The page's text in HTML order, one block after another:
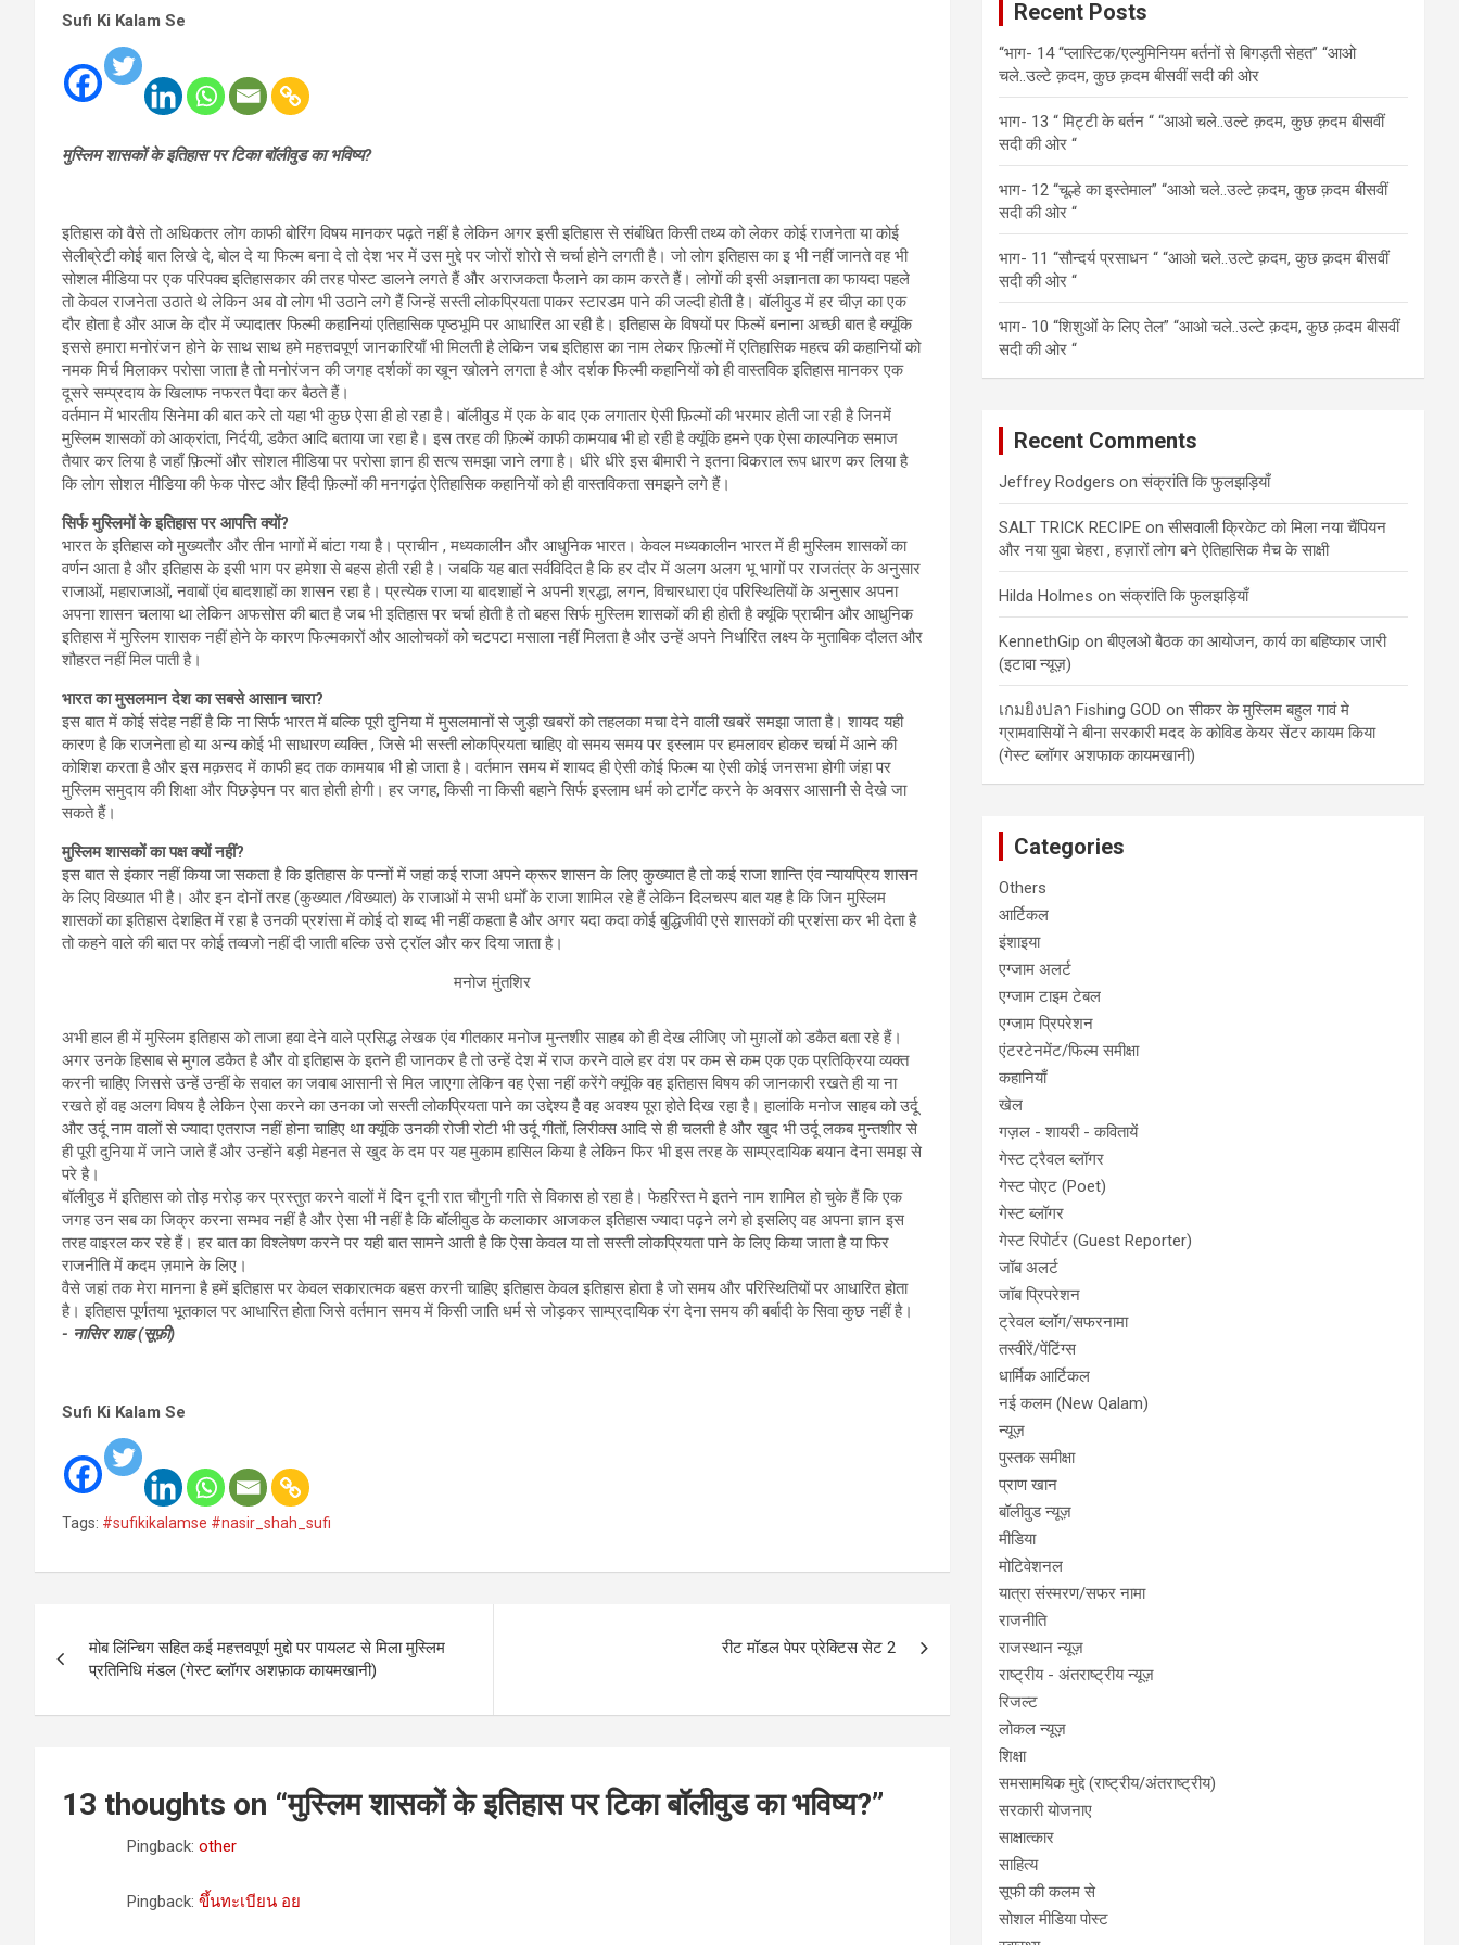
Sufi Ki Kalam Se
मुस्लिम शासकों के इतिहास पर टिका बॉलीवुड का भविष्य?
इतिहास को वैसे तो अधिकतर लोग काफी बोरिंग विषय मानकर पढ़ते नहीं है लेकिन अगर इसी इतिहास से संबंधित किसी तथ्य को लेकर कोई राजनेता या कोई
सेलीब्रेटी कोई बात लिखे दे, बोल दे या फिल्म बना दे तो देश भर में उस मुद्दे पर जोरों शोरो से चर्चा होने लगती है। जो लोग इतिहास का इ भी नहीं जानते वह भी
सोशल मीडिया पर एक परिपक्व इतिहासकार की तरह पोस्ट डालने लगते हैं और अराजकता फैलाने का काम करते हैं। लोगों की इसी अज्ञानता का फायदा पहले
तो केवल राजनेता उठाते थे लेकिन अब वो लोग भी उठाने लगे हैं जिन्हें सस्ती लोकप्रियता पाकर स्टारडम पाने की जल्दी होती है। बॉलीवुड में हर चीज़ का एक
दौर होता है और आज के दौर में ज्यादातर फिल्मी कहानियां एतिहासिक पृष्ठभूमि पर आधारित आ रही है। इतिहास के विषयों पर फिल्में बनाना अच्छी बात है क्यूंकि
इससे हमारा मनोरंजन होने के साथ साथ हमे महत्तवपूर्ण जानकारियाँ भी मिलती है लेकिन जब इतिहास का नाम लेकर फ़िल्मों में एतिहासिक महत्व की कहानियों को
नमक मिर्च मिलाकर परोसा जाता है तो मनोरंजन की जगह दर्शकों का खून खोलने लगता है और दर्शक फिल्मी कहानियों को ही वास्तविक इतिहास मानकर एक
दूसरे सम्प्रदाय के खिलाफ नफरत पैदा कर बैठते हैं।
वर्तमान में भारतीय सिनेमा की बात करे तो यहा भी कुछ ऐसा ही हो रहा है। बॉलीवुड में एक के बाद एक लगातार ऐसी फ़िल्मों की भरमार होती जा रही है जिनमें
मुस्लिम शासकों को आक्रांता, निर्दयी, डकैत आदि बताया जा रहा है। इस तरह की फ़िल्में काफी कामयाब भी हो रही है क्यूंकि हमने एक ऐसा काल्पनिक समाज
तैयार कर लिया है जहाँ फ़िल्मों और सोशल मीडिया पर परोसा ज्ञान ही सत्य समझा जाने लगा है। धीरे धीरे इस बीमारी ने इतना विकराल रूप धारण कर लिया है
कि लोग सोशल मीडिया की फेक पोस्ट और हिंदी फ़िल्मों की मनगढ़ंत ऐतिहासिक कहानियों को ही वास्तविकता समझने लगे हैं।
सिर्फ मुस्लिमों के इतिहास पर आपत्ति क्यों?
भारत के इतिहास को मुख्यतौर और तीन भागों में बांटा गया है। प्राचीन , मध्यकालीन और आधुनिक भारत। केवल मध्यकालीन भारत में ही मुस्लिम शासकों का
वर्णन आता है और इतिहास के इसी भाग पर हमेशा से बहस होती रही है। जबकि यह बात सर्वविदित है कि हर दौर में अलग अलग भू भागों पर राजतंत्र के अनुसार
राजाओं, महाराजाओं, नवाबों एंव बादशाहों का शासन रहा है। प्रत्येक राजा या बादशाहों ने अपनी श्रद्धा, लगन, विचारधारा एंव परिस्थितियों के अनुसार अपना
अपना शासन चलाया था लेकिन अफसोस की बात है जब भी इतिहास पर चर्चा होती है तो बहस सिर्फ मुस्लिम शासकों की ही होती है क्यूंकि प्राचीन और आधुनिक
इतिहास में मुस्लिम शासक नहीं होने के कारण फिल्मकारों और आलोचकों को चटपटा मसाला नहीं मिलता है और उन्हें अपने निर्धारित लक्ष्य के मुताबिक दौलत और
शौहरत नहीं मिल पाती है।
भारत का मुसलमान देश का सबसे आसान चारा?
इस बात में कोई संदेह नहीं है कि ना सिर्फ भारत में बल्कि पूरी दुनिया में मुसलमानों से जुड़ी खबरों को तहलका मचा देने वाली खबरें समझा जाता है। शायद यही
कारण है कि राजनेता हो या अन्य कोई भी साधारण व्यक्ति , जिसे भी सस्ती लोकप्रियता चाहिए वो समय समय पर इस्लाम पर हमलावर होकर चर्चा में आने की
कोशिश करता है और इस मक़सद में काफी हद तक कामयाब भी हो जाता है। वर्तमान समय में शायद ही ऐसी कोई फिल्म या ऐसी कोई जनसभा होगी जंहा पर
मुस्लिम समुदाय की शिक्षा और पिछड़ेपन पर बात होती होगी। हर जगह, किसी ना किसी बहाने सिर्फ इस्लाम धर्म को टार्गेट करने के अवसर आसानी से देखे जा
सकते हैं।
मुस्लिम शासकों का पक्ष क्यों नहीं?
इस बात से इंकार नहीं किया जा सकता है कि इतिहास के पन्नों में जहां कई राजा अपने क्रूर शासन के लिए कुख्यात है तो कई राजा शान्ति एंव न्यायप्रिय शासन
के लिए विख्यात भी है। और इन दोनों तरह (कुख्यात /विख्यात) के राजाओं मे सभी धर्मों के राजा शामिल रहे हैं लेकिन दिलचस्प बात यह है कि जिन मुस्लिम
शासकों का इतिहास देशहित में रहा है उनकी प्रशंसा में कोई दो शब्द भी नहीं कहता है और अगर यदा कदा कोई बुद्धिजीवी एसे शासकों की प्रशंसा कर भी देता है
तो कहने वाले की बात पर कोई तव्वजो नहीं दी जाती बल्कि उसे ट्रॉल और कर दिया जाता है।
मनोज मुंतशिर
अभी हाल ही में मुस्लिम इतिहास को ताजा हवा देने वाले प्रसिद्ध लेखक एंव गीतकार मनोज मुन्तशीर साहब को ही देख लीजिए जो मुग़लों को डकैत बता रहे हैं।
अगर उनके हिसाब से मुगल डकैत है और वो इतिहास के इतने ही जानकर है तो उन्हें देश में राज करने वाले हर वंश पर कम से कम एक एक प्रतिक्रिया व्यक्त
करनी चाहिए जिससे उन्हें उन्हीं के सवाल का जवाब आसानी से मिल जाएगा लेकिन वह ऐसा नहीं करेंगे क्यूंकि वह इतिहास विषय की जानकारी रखते ही या ना
रखते हों वह अलग विषय है लेकिन ऐसा करने का उनका जो सस्ती लोकप्रियता पाने का उद्देश्य है वह अवश्य पूरा होते दिख रहा है। हालांकि मनोज साहब को उर्दू
और उर्दू नाम वालों से ज्यादा एतराज नहीं होना चाहिए था क्यूंकि उनकी रोजी रोटी भी उर्दू गीतों, लिरीक्स आदि से ही चलती है और खुद भी उर्दू लकब मुन्तशीर से
ही पूरी दुनिया में जाने जाते हैं और उन्होंने बड़ी मेहनत से खुद के दम पर यह मुकाम हासिल किया है लेकिन फिर भी इस तरह के साम्प्रदायिक बयान देना समझ से
परे है।
बॉलीवुड में इतिहास को तोड़ मरोड़ कर प्रस्तुत करने वालों में दिन दूनी रात चौगुनी गति से विकास हो रहा है। फेहरिस्त मे इतने नाम शामिल हो चुके हैं कि एक
जगह उन सब का जिक्र करना सम्भव नहीं है और ऐसा भी नहीं है कि बॉलीवुड के कलाकार आजकल इतिहास ज्यादा पढ़ने लगे हो इसलिए वह अपना ज्ञान इस
तरह वाइरल कर रहे हैं। हर बात का विश्लेषण करने पर यही बात सामने आती है कि ऐसा केवल या तो सस्ती लोकप्रियता पाने के लिए किया जाता है या फिर
राजनीति में कदम ज़माने के लिए।
वैसे जहां तक मेरा मानना है हमें इतिहास पर केवल सकारात्मक बहस करनी चाहिए इतिहास केवल इतिहास होता है जो समय और परिस्थितियों पर आधारित होता
है। इतिहास पूर्णतया भूतकाल पर आधारित होता जिसे वर्तमान समय में किसी जाति धर्म से जोड़कर साम्प्रदायिक रंग देना समय की बर्बादी के सिवा कुछ नहीं है।
- नासिर शाह (सूफ़ी)
Sufi Ki Kalam Se
Tags: #sufikikalamse #nasir_shah_sufi
navigation
मोब लिंन्चिग सहित कई महत्तवपूर्ण मुद्दो पर पायलट से मिला मुस्लिम
प्रतिनिधि मंडल (गेस्ट ब्लॉगर अशफ़ाक कायमखानी)
रीट मॉडल पेपर प्रेक्टिस सेट 2
13 thoughts on “मुस्लिम शासकों के इतिहास पर टिका बॉलीवुड का भविष्य?”
Pingback: other
Pingback: ขึ้นทะเบียน อย
Recent Posts
“भाग- 14 “प्लास्टिक/एल्युमिनियम बर्तनों से बिगड़ती सेहत” “आओ
चले..उल्टे क़दम, कुछ क़दम बीसवीं सदी की ओर
भाग- 13 “ मिट्टी के बर्तन “ “आओ चले..उल्टे क़दम, कुछ क़दम बीसवीं
सदी की ओर “
भाग- 12 “चूल्हे का इस्तेमाल” “आओ चले..उल्टे क़दम, कुछ क़दम बीसवीं
सदी की ओर “
भाग- 11 “सौन्दर्य प्रसाधन “ “आओ चले..उल्टे क़दम, कुछ क़दम बीसवीं
सदी की ओर “
भाग- 10 “शिशुओं के लिए तेल” “आओ चले..उल्टे क़दम, कुछ क़दम बीसवीं
सदी की ओर “
Recent Comments
Jeffrey Rodgers onसंक्रांति कि फुलझड़ियाँ
SALT TRICK RECIPE onसीसवाली क्रिकेट को मिला नया चैंपियन
और नया युवा चेहरा , हज़ारों लोग बने ऐतिहासिक मैच के साक्षी
Hilda Holmes onसंक्रांति कि फुलझड़ियाँ
KennethGip onबीएलओ बैठक का आयोजन, कार्य का बहिष्कार जारी
(इटावा न्यूज़)
เกมยิงปลา Fishing GOD onसीकर के मुस्लिम बहुल गावं मे
ग्रामवासियों ने बीना सरकारी मदद के कोविड केयर सेंटर कायम किया
(गेस्ट ब्लॉगर अशफाक कायमखानी)
Categories
Others
आर्टिकल
इंशाइया
एग्जाम अलर्ट
एग्जाम टाइम टेबल
एग्जाम प्रिपरेशन
एंटरटेनमेंट/फिल्म समीक्षा
कहानियाँ
खेल
गज़ल - शायरी - कवितायें
गेस्ट ट्रैवल ब्लॉगर
गेस्ट पोएट (Poet)
गेस्ट ब्लॉगर
गेस्ट रिपोर्टर (Guest Reporter)
जॉब अलर्ट
जॉब प्रिपरेशन
ट्रेवल ब्लॉग/सफरनामा
तस्वीरें/पेंटिंग्स
धार्मिक आर्टिकल
नई कलम (New Qalam)
न्यूज़
पुस्तक समीक्षा
प्राण खान
बॉलीवुड न्यूज़
मीडिया
मोटिवेशनल
यात्रा संस्मरण/सफर नामा
राजनीति
राजस्थान न्यूज़
राष्ट्रीय - अंतराष्ट्रीय न्यूज़
रिजल्ट
लोकल न्यूज़
शिक्षा
समसामयिक मुद्दे (राष्ट्रीय/अंतराष्ट्रीय)
सरकारी योजनाए
साक्षात्कार
साहित्य
सूफी की कलम से
सोशल मीडिया पोस्ट